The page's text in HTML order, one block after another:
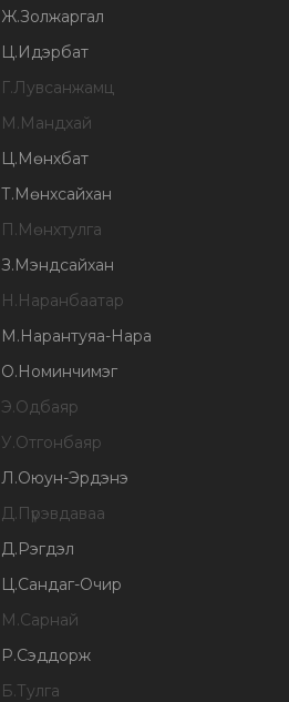
Ж.Золжаргал
Ц.Идэрбат
Г.Лувсанжамц
М.Мандхай
Ц.Мөнхбат
Т.Мөнхсайхан
П.Мөнхтулга
З.Мэндсайхан
Н.Наранбаатар
М.Нарантуяа-Нара
О.Номинчимэг
Э.Одбаяр
У.Отгонбаяр
Л.Оюун-Эрдэнэ
Д.Пүрэвдаваа
Д.Рэгдэл
Ц.Сандаг-Очир
М.Сарнай
Р.Сэддорж
Б.Тулга